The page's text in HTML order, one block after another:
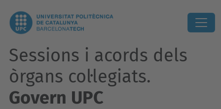
Sessions i acords dels
òrgans col·legiats.
Govern UPC